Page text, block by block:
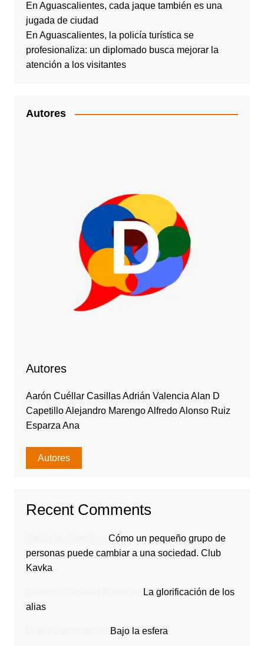
En Aguascalientes, cada jaque también es una
jugada de ciudad
En Aguascalientes, la policía turística se
profesionaliza: un diplomado busca mejorar la
atención a los visitantes
Autores
Autores
Aarón Cuéllar Casillas Adrián Valencia Alan D
Capetillo Alejandro Marengo Alfredo Alonso Ruiz
Esparza Ana
Autores
Recent Comments
Cómo un pequeño grupo de
personas puede cambiar a una sociedad. Club
Kavka
La glorificación de los
alias
Bajo la esfera